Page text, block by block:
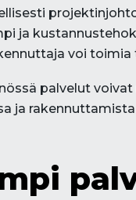
ja
voi toimia
palvelut
ja